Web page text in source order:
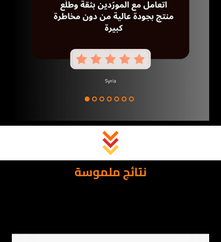
نتائج ملموسة